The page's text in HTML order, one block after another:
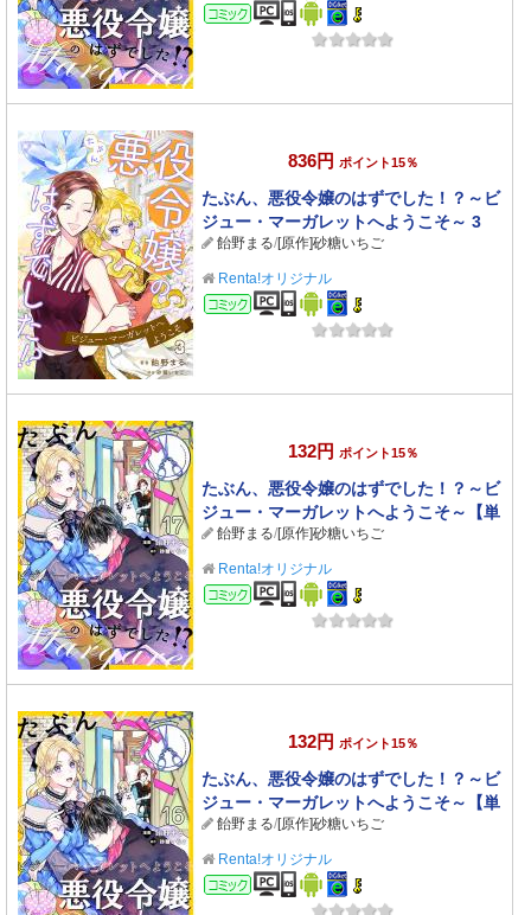
コミック
836円 ポイント15％
たぶん、悪役令嬢のはずでした！？～ビ
ジュー・マーガレットへようこそ～ 3
飴野まる/[原作]砂糖いちご
Renta!オリジナル
コミック
132円 ポイント15％
たぶん、悪役令嬢のはずでした！？～ビ
ジュー・マーガレットへようこそ～【単
話】 17
飴野まる/[原作]砂糖いちご
Renta!オリジナル
コミック
132円 ポイント15％
たぶん、悪役令嬢のはずでした！？～ビ
ジュー・マーガレットへようこそ～【単
話】 16
飴野まる/[原作]砂糖いちご
Renta!オリジナル
コミック